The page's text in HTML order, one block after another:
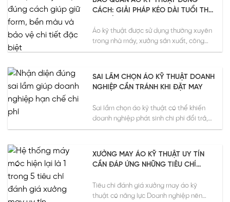
CÁCH: GIẢI PHÁP KÉO DÀI TUỔI THỌ
NGHIỆP
Áo kỹ thuật được sử dụng thường xuyên
trong nhà máy, xưởng sản xuất, công
trường, kho vận...
SAI LẦM CHỌN ÁO KỸ THUẬT DOANH
NGHIỆP CẦN TRÁNH KHI ĐẶT MAY
Sai lầm chọn áo kỹ thuật có thể khiến
doanh nghiệp phát sinh chi phí đổi trả,
chậm...
XƯỞNG MAY ÁO KỸ THUẬT UY TÍN
CẦN ĐÁP ỨNG NHỮNG TIÊU CHÍ
Tiêu chí đánh giá xưởng may áo kỹ
thuật có năng lực Doanh nghiệp nên